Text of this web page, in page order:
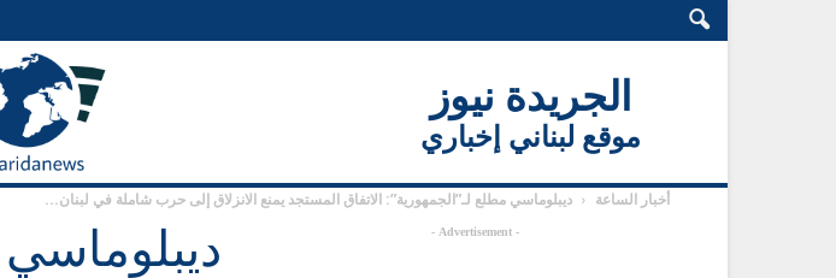
الجريدة نيوز
موقع لبناني إخباري
أخبار الساعة ديبلوماسي مطلع لـ”الجمهورية”: الاتفاق المستجد يمنع الانزلاق إلى حرب شاملة في لبنان...
ديبلوماسي
- Advertisement -